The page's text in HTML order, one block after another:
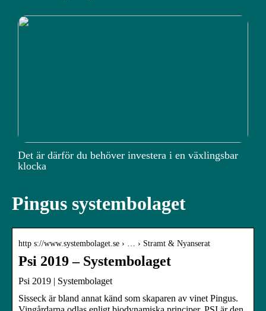
Det är därför du behöver investera i en växlingsbar
klocka
Pingus systembolaget
http s://www.systembolaget.se › … › Stramt & Nyanserat
Psi 2019 – Systembolaget
Psi 2019 | Systembolaget
Sisseck är bland annat känd som skaparen av vinet Pingus.